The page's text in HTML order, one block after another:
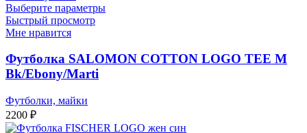
Выберите параметры
Быстрый просмотр
Мне нравится
Футболка SALOMON COTTON LOGO TEE M
Bk/Ebony/Marti
Футболки, майки
2200 ₽